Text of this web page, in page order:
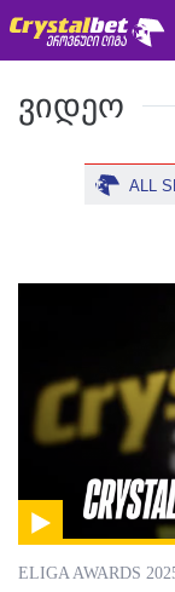
ᲕᲘᲓᲔᲝ
ALL
ELIGA AWARDS